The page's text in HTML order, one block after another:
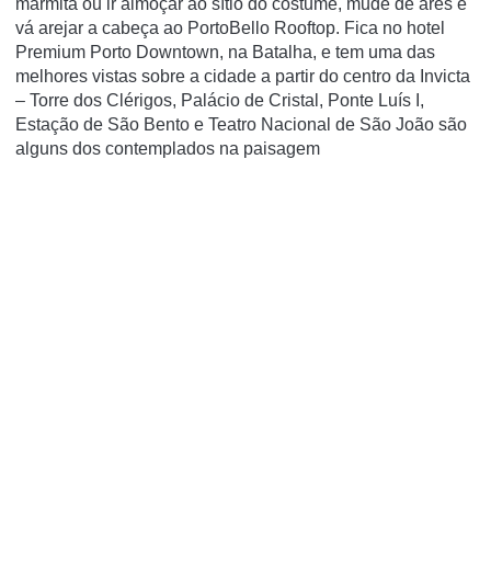
vá arejar a cabeça ao PortoBello Rooftop. Fica no hotel
Premium Porto Downtown, na Batalha, e tem uma das
melhores vistas sobre a cidade a partir do centro da Invicta
– Torre dos Clérigos, Palácio de Cristal, Ponte Luís I,
Estação de São Bento e Teatro Nacional de São João são
alguns dos contemplados na paisagem